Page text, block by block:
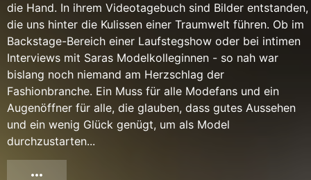
die Hand. In ihrem Videotagebuch sind Bilder entstanden,
die uns hinter die Kulissen einer Traumwelt führen. Ob im
Backstage-Bereich einer Laufstegshow oder bei intimen
Interviews mit Saras Modelkolleginnen - so nah war
bislang noch niemand am Herzschlag der
Fashionbranche. Ein Muss für alle Modefans und ein
Augenöffner für alle, die glauben, dass gutes Aussehen
und ein wenig Glück genügt, um als Model
durchzustarten...